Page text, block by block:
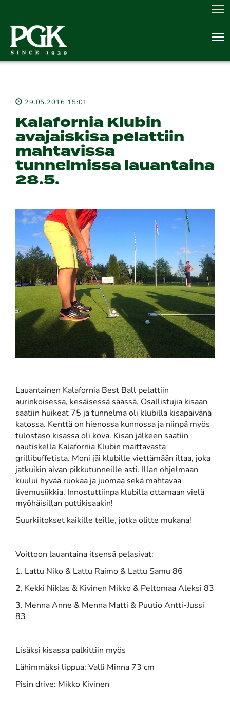
29.05.2016 15:01
Kalafornia Klubin
avajaiskisa pelattiin
mahtavissa
tunnelmissa lauantaina
28.5.
Lauantainen Kalafornia Best Ball pelattiin
aurinkoisessa, kesäisessä säässä. Osallistujia kisaan
saatiin huikeat 75 ja tunnelma oli klubilla kisapäivänä
katossa. Kenttä on hienossa kunnossa ja niinpä myös
tulostaso kisassa oli kova. Kisan jälkeen saatiin
nautiskella Kalafornia Klubin maittavasta
grillibuffetista. Moni jäi klubille viettämään iltaa, joka
jatkuikin aivan pikkutunneille asti. Illan ohjelmaan
kuului hyvää ruokaa ja juomaa sekä mahtavaa
livemusiikkia. Innostuttiinpa klubilla ottamaan vielä
myöhäisillan puttikisaakin!
Suurkiitokset kaikille teille, jotka olitte mukana!
Voittoon lauantaina itsensä pelasivat:
1. Lattu Niko & Lattu Raimo & Lattu Samu 86
2. Kekki Niklas & Kivinen Mikko & Peltomaa Aleksi 83
3. Menna Anne & Menna Matti & Puutio Antti-Jussi
83
Lisäksi kisassa palkittiin myös
Lähimmäksi lippua: Valli Minna 73 cm
Pisin drive: Mikko Kivinen